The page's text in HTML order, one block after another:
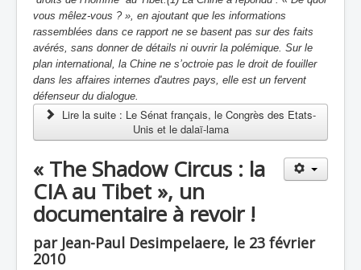
vous mêlez-vous ? », en ajoutant que les informations
rassemblées dans ce rapport ne se basent pas sur des faits
avérés, sans donner de détails ni ouvrir la polémique. Sur le
plan international, la Chine ne s’octroie pas le droit de fouiller
dans les affaires internes d'autres pays, elle est un fervent
défenseur du dialogue.
Lire la suite : Le Sénat français, le Congrès des Etats-
Unis et le dalaï-lama
« The Shadow Circus : la
CIA au Tibet », un
documentaire à revoir !
par Jean-Paul Desimpelaere, le 23 février
2010